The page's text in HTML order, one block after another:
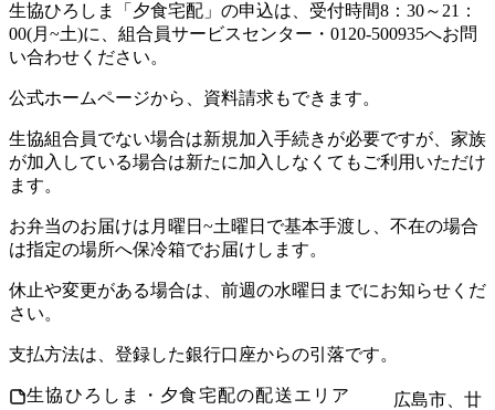
生協ひろしま「夕食宅配」の申込は、受付時間8：30～21：
00(月~土)に、組合員サービスセンター・0120-500935へお問
い合わせください。
公式ホームページから、資料請求もできます。
生協組合員でない場合は新規加入手続きが必要ですが、家族
が加入している場合は新たに加入しなくてもご利用いただけ
ます。
お弁当のお届けは月曜日~土曜日で基本手渡し、不在の場合
は指定の場所へ保冷箱でお届けします。
休止や変更がある場合は、前週の水曜日までにお知らせくだ
さい。
支払方法は、登録した銀行口座からの引落です。
生協ひろしま・夕食宅配の配送エリア
広島市、廿